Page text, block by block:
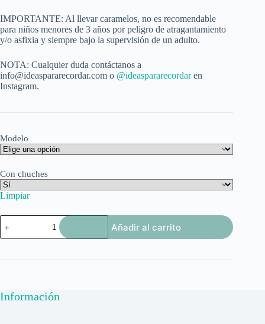
IMPORTANTE: Al llevar caramelos, no es recomendable
para niños menores de 3 años por peligro de atragantamiento
y/o asfixia y siempre bajo la supervisión de un adulto.
NOTA: Cualquier duda contáctanos a
info@ideaspararecordar.com o @ideaspararecordaren
Instagram.
Modelo
Con chuches
Limpiar
Cajita
de
caramelos
Añadir al carrito
Información